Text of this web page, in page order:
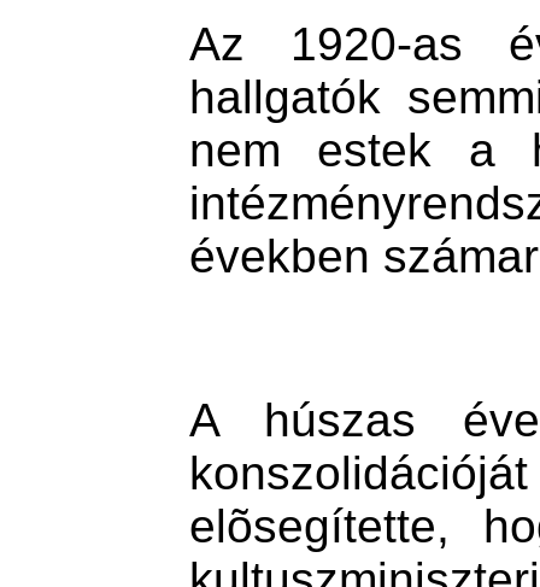
Az 1920-as
hallgatók
nem estek a
években
A húszas
elõsegítette,